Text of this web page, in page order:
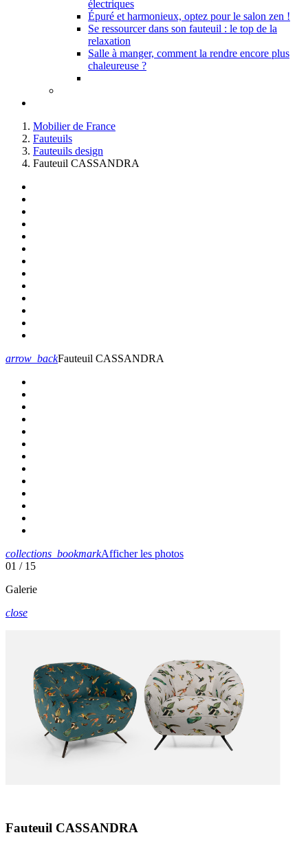
électriques
Épuré et harmonieux, optez pour le salon zen !
Se ressourcer dans son fauteuil : le top de la
relaxation
Salle à manger, comment la rendre encore plus
chaleureuse ?
Mobilier de France
Fauteuils
Fauteuils design
Fauteuil CASSANDRA
arrow_backFauteuil CASSANDRA
collections_bookmarkAfficher les photos
01 / 15
Galerie
close
Fauteuil CASSANDRA